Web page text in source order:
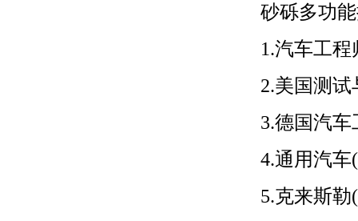
砂砾多功能
1.汽车工程
2.美国测试
3.德国汽车
4.通用汽车
5.克来斯勒